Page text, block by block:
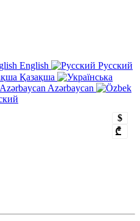
English
Русский
Қазақша
Azərbaycan
$
₾